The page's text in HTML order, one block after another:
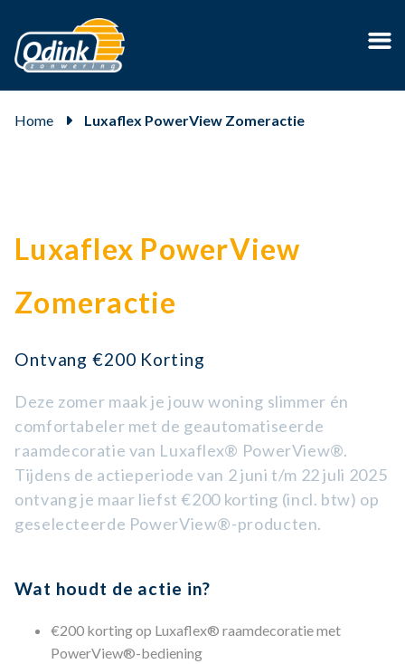
Home Luxaflex PowerView Zomeractie
Luxaflex PowerView
Zomeractie
Ontvang €200 Korting
Deze zomer maak je jouw woning slimmer én
comfortabeler met de geautomatiseerde
raamdecoratie van Luxaflex® PowerView®.
Tijdens de actieperiode van 2 juni t/m 22 juli 2025
ontvang je maar liefst €200 korting (incl. btw) op
geselecteerde PowerView®-producten.
Wat houdt de actie in?
€200 korting op Luxaflex® raamdecoratie met
PowerView®-bediening